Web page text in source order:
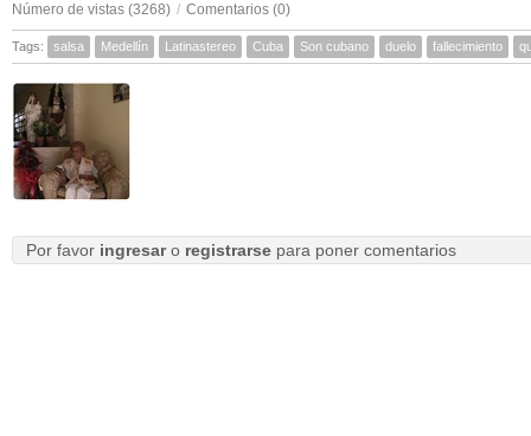
Número de vistas (3268) / Comentarios (0)
Tags: salsa Medellín Latinastereo Cuba Son cubano duelo fallecimiento
Por favor ingresaro registrarsepara poner comentarios